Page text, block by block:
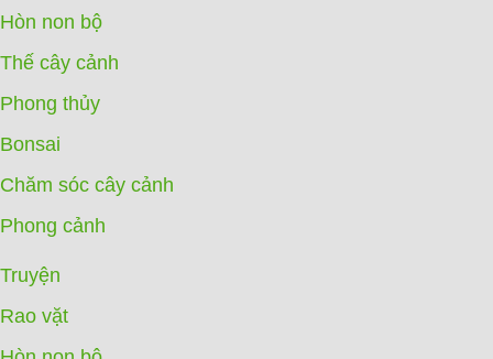
Hòn non bộ
Thế cây cảnh
Phong thủy
Bonsai
Chăm sóc cây cảnh
Phong cảnh
Truyện
Rao vặt